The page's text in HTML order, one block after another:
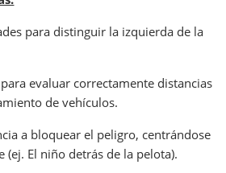
para distinguir la izquierda de la
evaluar correctamente distancias
de vehículos.
a bloquear el peligro, centrándose
(ej. El niño detrás de la pelota).